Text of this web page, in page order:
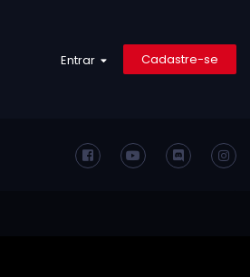
Entrar Cadastre-se